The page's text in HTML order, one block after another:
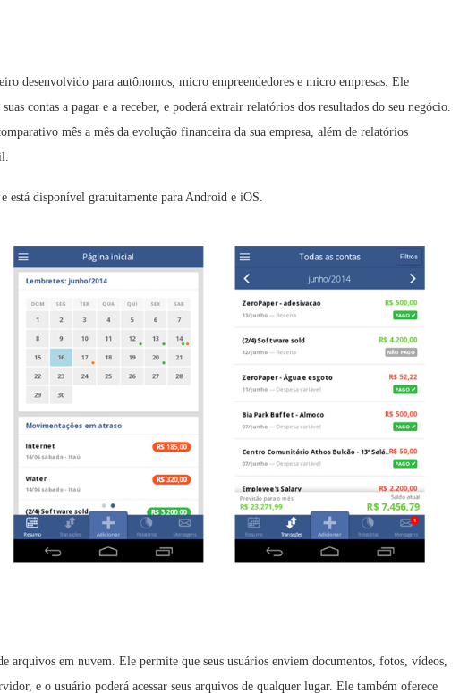
desenvolvido para autônomos, micro empreendedores e micro empresas. Ele
contas a pagar e a receber, e poderá extrair relatórios dos resultados do seu negócio.
mês a mês da evolução financeira da sua empresa, além de relatórios
está disponível gratuitamente para Android e iOS.
arquivos em nuvem. Ele permite que seus usuários enviem documentos, fotos, vídeos,
e o usuário poderá acessar seus arquivos de qualquer lugar. Ele também oferece